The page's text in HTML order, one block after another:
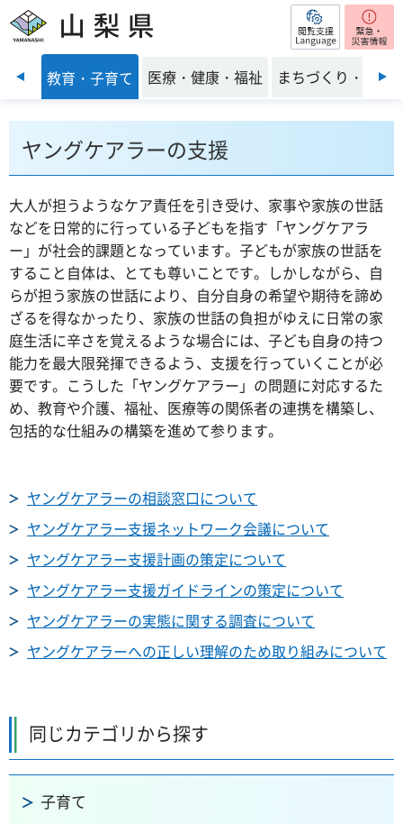
山梨県 閲覧支援
前のスライドを表示
し 教育・子育て 医療・健康・福祉 まちづくり・環境
ヤングケアラーの支援
大人が担うようなケア責任を引き受け、家事や家族の世話
などを日常的に行っている子どもを指す「ヤングケアラ
ー」が社会的課題となっています。子どもが家族の世話を
すること自体は、とても尊いことです。しかしながら、自
らが担う家族の世話により、自分自身の希望や期待を諦め
ざるを得なかったり、家族の世話の負担がゆえに日常の家
庭生活に辛さを覚えるような場合には、子ども自身の持つ
能力を最大限発揮できるよう、支援を行っていくことが必
要です。こうした「ヤングケアラー」の問題に対応するた
め、教育や介護、福祉、医療等の関係者の連携を構築し、
包括的な仕組みの構築を進めて参ります。
ヤングケアラーの相談窓口について
ヤングケアラー支援ネットワーク会議について
ヤングケアラー支援計画の策定について
ヤングケアラー支援ガイドラインの策定について
ヤングケアラーの実態に関する調査について
ヤングケアラーへの正しい理解のため取り組みについて
同じカテゴリから探す
子育て